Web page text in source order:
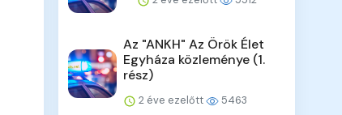
Az "ANKH" Az Örök Élet
Egyháza közleménye (1.
rész)
2 éve ezelőtt 5463